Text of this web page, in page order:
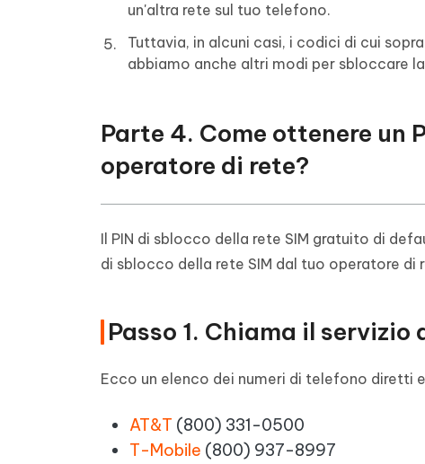
un'altra rete sul tuo telefono.
Tuttavia, in alcuni casi, i codici di cui
abbiamo anche altri modi per sbloccare
Parte 4. Come ottenere un
operatore di rete?
Il PIN di sblocco della rete SIM gratuito di
di sblocco della rete SIM dal tuo operatore di
Passo 1. Chiama il
Ecco un elenco dei numeri di telefono diretti
AT&T (800) 331-0500
T-Mobile (800) 937-8997